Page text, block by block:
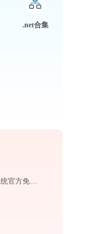
.net合集
acrodistdll.dll下载指南：32/64位系统官方免费版获取与安装教程